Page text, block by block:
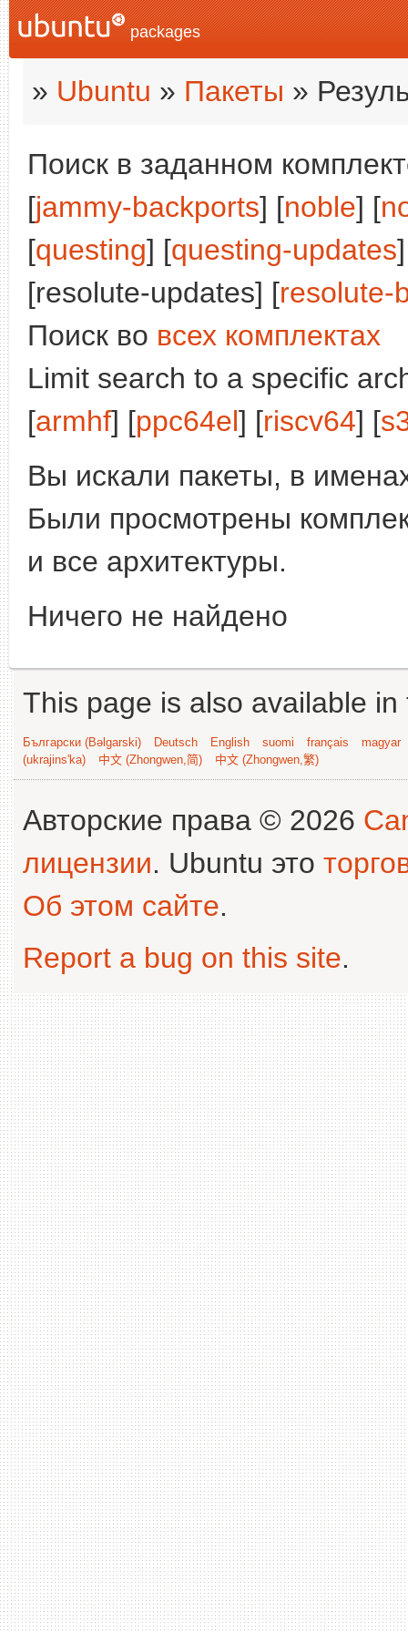
packages
» Ubuntu » Пакеты »
Поиск в заданном
[jammy-backports] [noble] [
[questing] [questing-updates
[resolute-updates] [resolute-
Поиск во всех комплектах
Limit search to a specific
[armhf] [ppc64el] [riscv64] [
Вы искали пакеты, в
Были просмотрены
и все архитектуры.
Ничего не найдено
This page is also available
Български (Bəlgarski) Deutsch English suomi français
magyar
(ukrajins'ka)
中文 (Zhongwen,简) 中文 (Zhongwen,繁)
Авторские права © 2026
лицензии. Ubuntu это
Об этом сайте.
Report a bug on this site.